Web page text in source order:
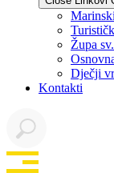
Župa
Dječji
Kontakti